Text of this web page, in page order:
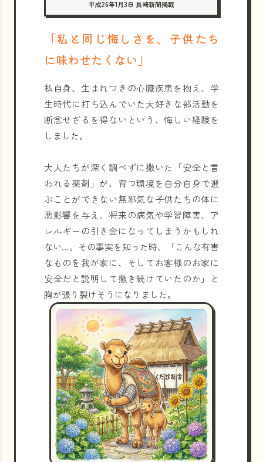
平成26年1月3日 長崎新聞掲載
「私と同じ悔しさを、子供たち
に味わせたくない」
私自身、生まれつきの心臓疾患を抱え、学
生時代に打ち込んでいた大好きな部活動を
断念せざるを得ないという、悔しい経験を
しました。
大人たちが深く調べずに撒いた「安全と言
われる薬剤」が、育つ環境を自分自身で選
ぶことができない無邪気な子供たちの体に
悪影響を与え、将来の病気や学習障害、ア
レルギーの引き金になってしまうかもしれ
ない…。その事実を知った時、「こんな有害
なものを我が家に、そしてお客様のお家に
安全だと説明して撒き続けていたのか」と
胸が張り裂けそうになりました。